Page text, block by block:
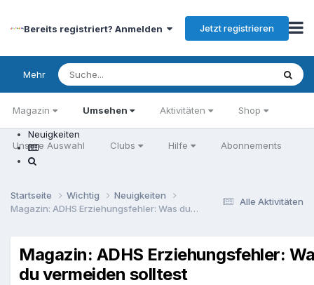
Bereits registriert? Anmelden Jetzt registrieren
Mehr
Magazin Umsehen Aktivitäten Shop
Unsere Auswahl Clubs Hilfe Abonnements
Neuigkeiten
Alle Aktivitäten
Startseite Wichtig
Neuigkeiten
Magazin: ADHS Erziehungsfehler: Was du vermeiden solltest
Magazin: ADHS Erziehungsfehler:
du vermeiden solltest